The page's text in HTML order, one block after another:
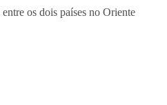
os dois países no Oriente